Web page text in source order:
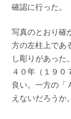
確認に行った。
写真のとおり確
方の左柱上であ
し彫りがあった
４０年（１９０
良い。一方の「
えないだろうか。